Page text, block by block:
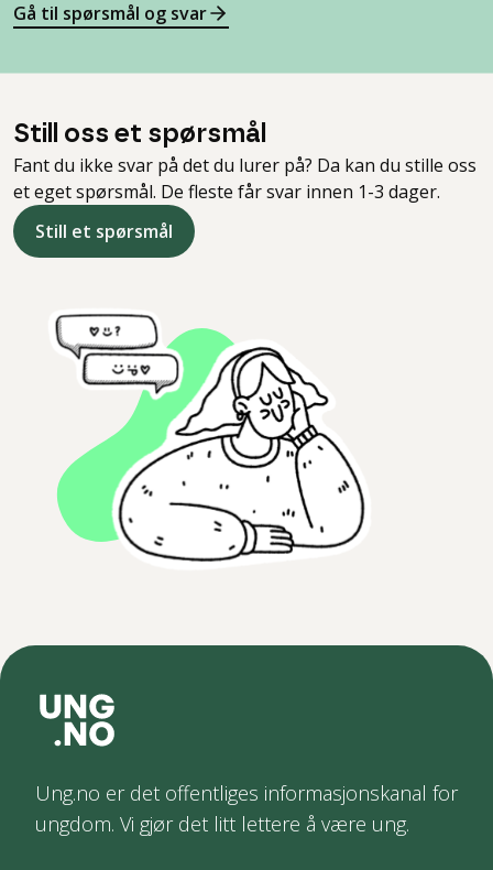
Gå til spørsmål og svar
Still oss et spørsmål
Fant du ikke svar på det du lurer på? Da kan du stille oss
et eget spørsmål. De fleste får svar innen 1-3 dager.
Still et spørsmål
Ung.no er det offentliges informasjonskanal for
ungdom. Vi gjør det litt lettere å være ung.